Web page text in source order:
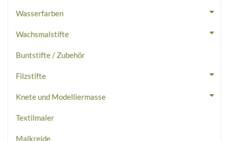
Wasserfarben
Wachsmalstifte
Buntstifte / Zubehör
Filzstifte
Knete und Modelliermasse
Textilmaler
Malkreide